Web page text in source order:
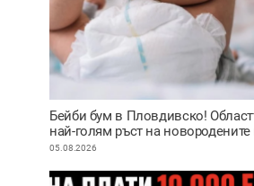
Бейби бум в Пловдивско!
най-голям ръст на
София
05.08.2026